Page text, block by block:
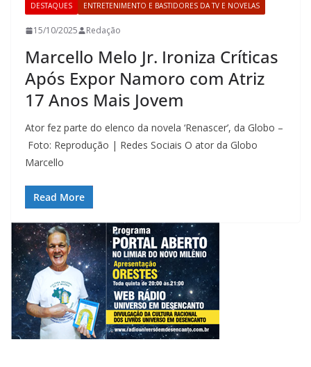
DESTAQUES ENTRETENIMENTO E BASTIDORES DA TV E NOVELAS
15/10/2025 Redação
Marcello Melo Jr. Ironiza Críticas
Após Expor Namoro com Atriz
17 Anos Mais Jovem
Ator fez parte do elenco da novela ‘Renascer’, da Globo –
Foto: Reprodução | Redes Sociais O ator da Globo
Marcello
Read More